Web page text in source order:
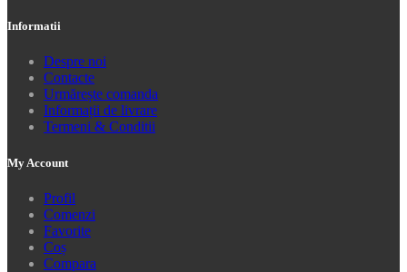
Informatii
Despre noi
Contacte
Urmărește comanda
Informații de livrare
Termeni & Conditii
My Account
Profil
Comenzi
Favorite
Coș
Compara